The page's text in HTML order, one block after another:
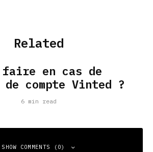
Related
faire en cas de
de compte Vinted ?
6 min read
SHOW COMMENTS (0)